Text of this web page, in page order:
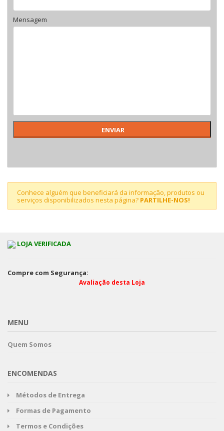
Mensagem
Conhece alguém que beneficiará da informação, produtos ou
serviços disponibilizados nesta página? PARTILHE-NOS!
LOJA VERIFICADA
Compre com Segurança:
Avaliação desta Loja
MENU
Quem Somos
ENCOMENDAS
Métodos de Entrega
Formas de Pagamento
Termos e Condições